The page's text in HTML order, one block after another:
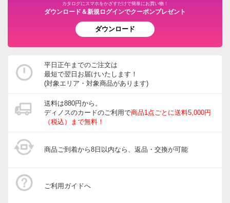
カタログにスマホをかざすだけで簡単にお買い物！
ダウンロード＆新規ログインでクーポンプレゼント
ダウンロード
平日正午までのご注文は
最短で翌日お届けいたします！
(対象エリア・対象商品があります)
送料は880円から。
ディノスのカードのご利用で商品1点ごとに送料5,000円
（税込）まで無料！
商品ご到着から8日以内なら、返品・交換が可能
ご利用ガイドへ